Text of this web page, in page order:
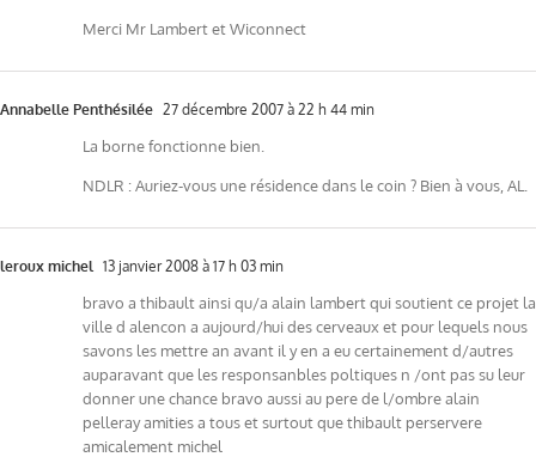
Merci Mr Lambert et Wiconnect
Annabelle Penthésilée 27 décembre 2007 à 22 h 44 min
La borne fonctionne bien.
NDLR : Auriez-vous une résidence dans le coin ? Bien à vous, AL.
leroux michel 13 janvier 2008 à 17 h 03 min
bravo a thibault ainsi qu/a alain lambert qui soutient ce projet la
ville d alencon a aujourd/hui des cerveaux et pour lequels nous
savons les mettre an avant il y en a eu certainement d/autres
auparavant que les responsanbles poltiques n /ont pas su leur
donner une chance bravo aussi au pere de l/ombre alain
pelleray amities a tous et surtout que thibault perservere
amicalement michel